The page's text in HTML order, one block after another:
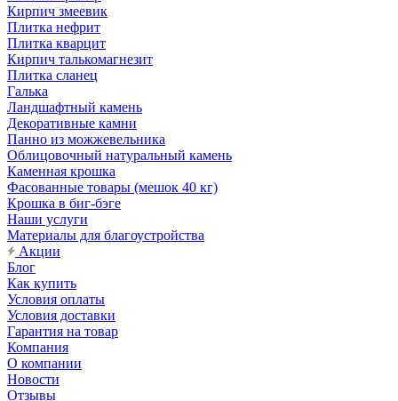
Кирпич змеевик
Плитка нефрит
Плитка кварцит
Кирпич талькомагнезит
Плитка сланец
Галька
Ландшафтный камень
Декоративные камни
Панно из можжевельника
Облицовочный натуральный камень
Каменная крошка
Фасованные товары (мешок 40 кг)
Крошка в биг-бэге
Наши услуги
Материалы для благоустройства
Акции
Блог
Как купить
Условия оплаты
Условия доставки
Гарантия на товар
Компания
О компании
Новости
Отзывы